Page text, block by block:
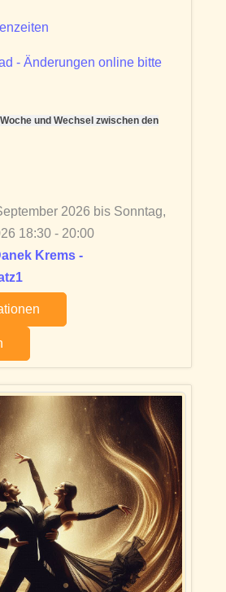
- Änderungen online bitte
und Wechsel zwischen den
2026 bis Sonntag,
18:30 - 20:00
Krems -